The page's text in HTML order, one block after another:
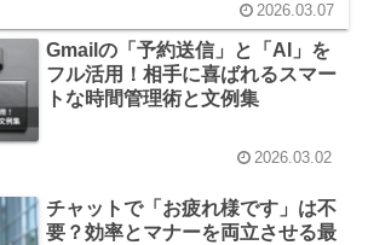
2026.03.07
Gmailの「予約送信」と「AI」を
フル活用！相手に喜ばれるスマー
トな時間管理術と文例集
2026.03.02
チャットで「お疲れ様です」は不
要？効率とマナーを両立させる最